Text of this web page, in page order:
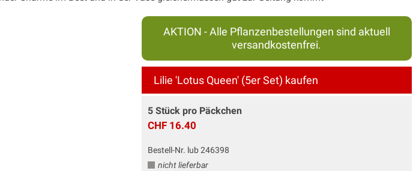
AKTION - Alle Pflanzenbestellungen sind aktuell
versandkostenfrei.
Lilie 'Lotus Queen' (5er Set) kaufen
5 Stück pro Päckchen
CHF 16.40
Bestell-Nr. lub 246398
nicht lieferbar